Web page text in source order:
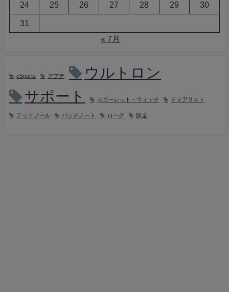
24 25 26 27 28 29 30
31
« 7月
eSports アプデ
ウルトロン
サポート
スカーレット・ウィッチ ティアリスト
デッドプール パッチノート ローグ 課金